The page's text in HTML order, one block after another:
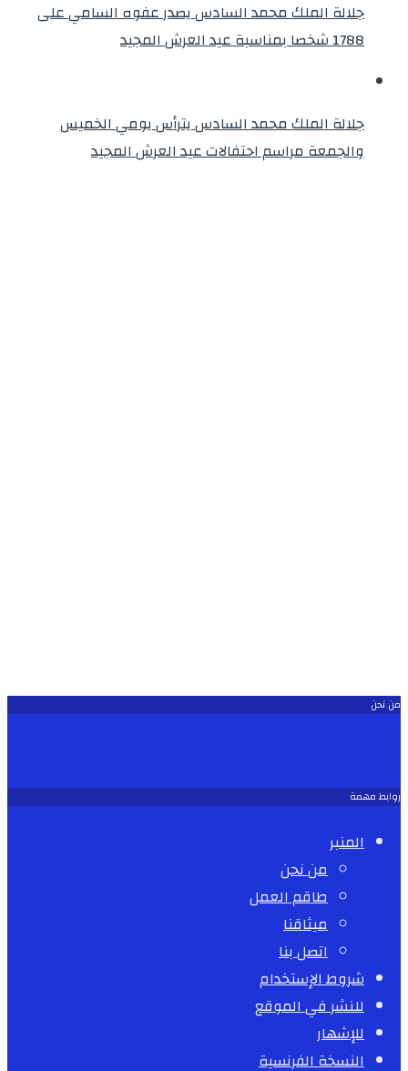
جلالة الملك محمد السادس يصدر عفوه السامي على
1788 شخصا بمناسبة عيد العرش المجيد
جلالة الملك محمد السادس يترأس يومي الخميس
والجمعة مراسم احتفالات عيد العرش المجيد
من نحن
روابط مهمة
المنبر
من نحن
طاقم العمل
ميثاقنا
اتصل بنا
شروط الإستخدام
للنشر في الموقع
للإشهار
النسخة الفرنسية